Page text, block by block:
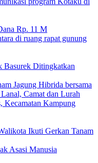
Rp. 11 M
Basurek Ditingkatkan
Ikuti Gerkan Tanam